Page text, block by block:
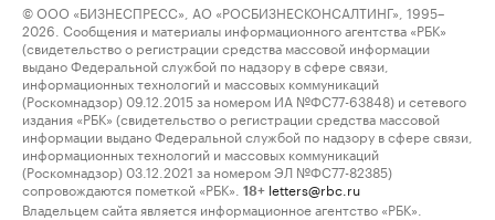
© ООО «БИЗНЕСПРЕСС», АО «РОСБИЗНЕСКОНСАЛТИНГ», 1995–
2026. Сообщения и материалы информационного агентства «РБК»
(свидетельство о регистрации средства массовой информации
выдано Федеральной службой по надзору в сфере связи,
информационных технологий и массовых коммуникаций
(Роскомнадзор) 09.12.2015 за номером ИА №ФС77-63848) и сетевого
издания «РБК» (свидетельство о регистрации средства массовой
информации выдано Федеральной службой по надзору в сфере связи,
информационных технологий и массовых коммуникаций
(Роскомнадзор) 03.12.2021 за номером ЭЛ №ФС77-82385)
сопровождаются пометкой «РБК».
18+ letters@rbc.ru
Владельцем сайта является информационное агентство «РБК».